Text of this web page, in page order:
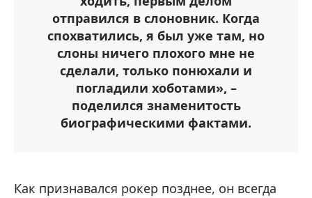
отправился в слоновник. Когда
спохватились, я был уже там, но
слоны ничего плохого мне не
сделали, только понюхали и
погладили хоботами», –
поделился знаменитость
биографическими фактами.
Как признавался рокер позднее, он всегда